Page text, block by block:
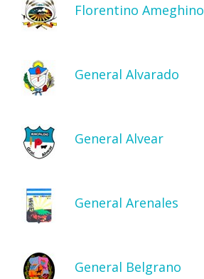
Florentino Ameghino
General Alvarado
General Alvear
General Arenales
General Belgrano